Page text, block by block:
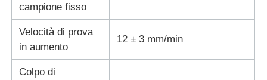
campione fisso
Velocità di prova
in aumento
12 ± 3 mm/min
Colpo di